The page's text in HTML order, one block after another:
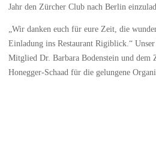
Jahr den Zürcher Club nach Berlin
„Wir danken euch für eure Zeit, die
Einladung ins Restaurant Rigiblick.“
Mitglied Dr. Barbara Bodenstein und
Honegger-Schaad für die gelungene